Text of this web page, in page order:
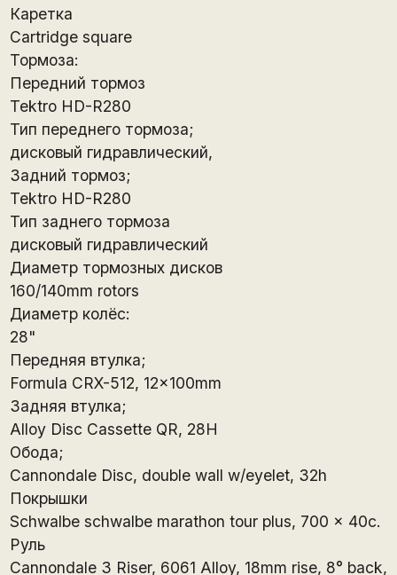
Каретка
Cartridge square
Тормоза:
Передний тормоз
Tektro HD-R280
Тип переднего тормоза;
дисковый гидравлический,
Задний тормоз;
Tektro HD-R280
Тип заднего тормоза
дисковый гидравлический
Диаметр тормозных дисков
160/140mm rotors
Диаметр колёс:
28"
Передняя втулка;
Formula CRX-512, 12x100mm
Задняя втулка;
Alloy Disc Cassette QR, 28H
Обода;
Cannondale Disc, double wall w/eyelet, 32h
Покрышки
Schwalbe schwalbe marathon tour plus, 700 x 40c.
Руль
Cannondale 3 Riser, 6061 Alloy, 18mm rise, 8° back,